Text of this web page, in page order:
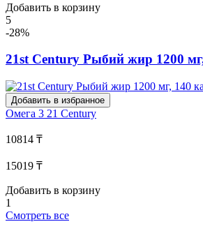
Добавить в корзину
5
-28%
21st Century Рыбий жир 1200
Добавить в избранное
Омега 3 21 Century
10814 ₸
15019 ₸
Добавить в корзину
1
Смотреть все